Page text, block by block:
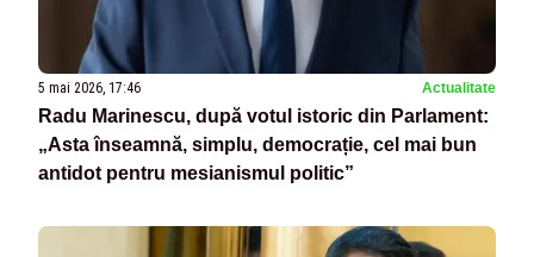
5 mai 2026, 17:46 Actualitate
Radu Marinescu, după votul istoric din Parlament:
„Asta înseamnă, simplu, democrație, cel mai bun
antidot pentru mesianismul politic”